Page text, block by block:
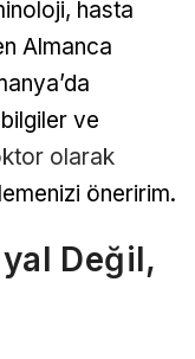
hasta
Almanca
ve
olarak
öneririm.
Değil,